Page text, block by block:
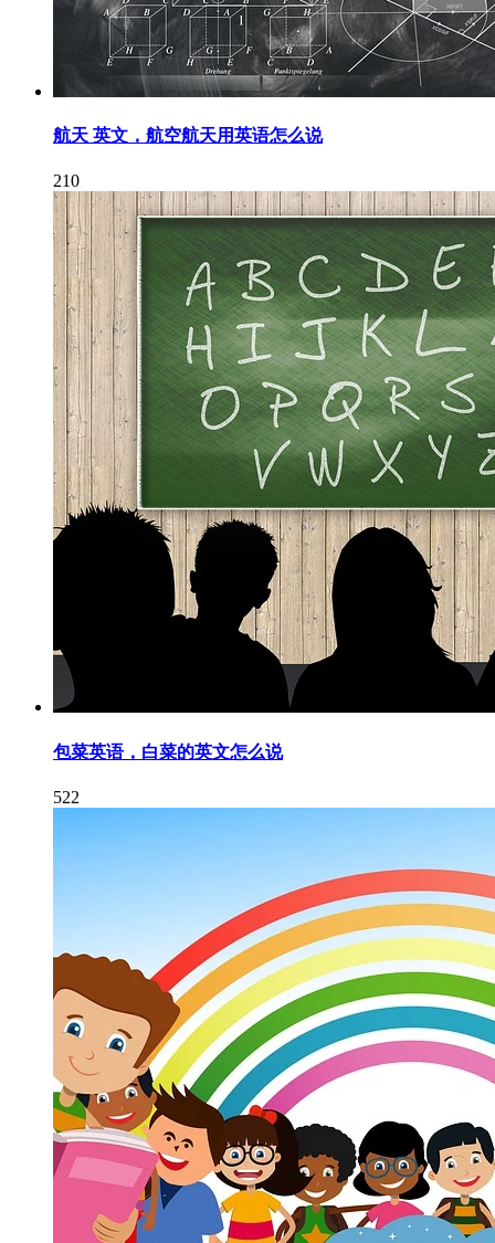
航天 英文，航空航天用英语怎么说
210
包菜英语，白菜的英文怎么说
522